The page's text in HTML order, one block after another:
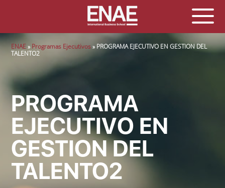
Sobrescribir enlaces de ayuda a la navegación
ENAE Programas Ejecutivos
PROGRAMA EJECUTIVO EN GESTION DEL
TALENTO2
PROGRAMA
EJECUTIVO EN
GESTION DEL
TALENTO2